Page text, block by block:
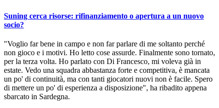
Suning cerca risorse: rifinanziamento o apertura a un nuovo
socio?
"Voglio far bene in campo e non far parlare di me soltanto perché
non gioco e i motivi. Ho letto cose assurde. Finalmente sono tornato,
per la terza volta. Ho parlato con Di Francesco, mi voleva già in
estate. Vedo una squadra abbastanza forte e competitiva, è mancata
un po' di continuità, ma con tanti giocatori nuovi non è facile. Spero
di mettere un po' di esperienza a disposizione", ha ribadito appena
sbarcato in Sardegna.